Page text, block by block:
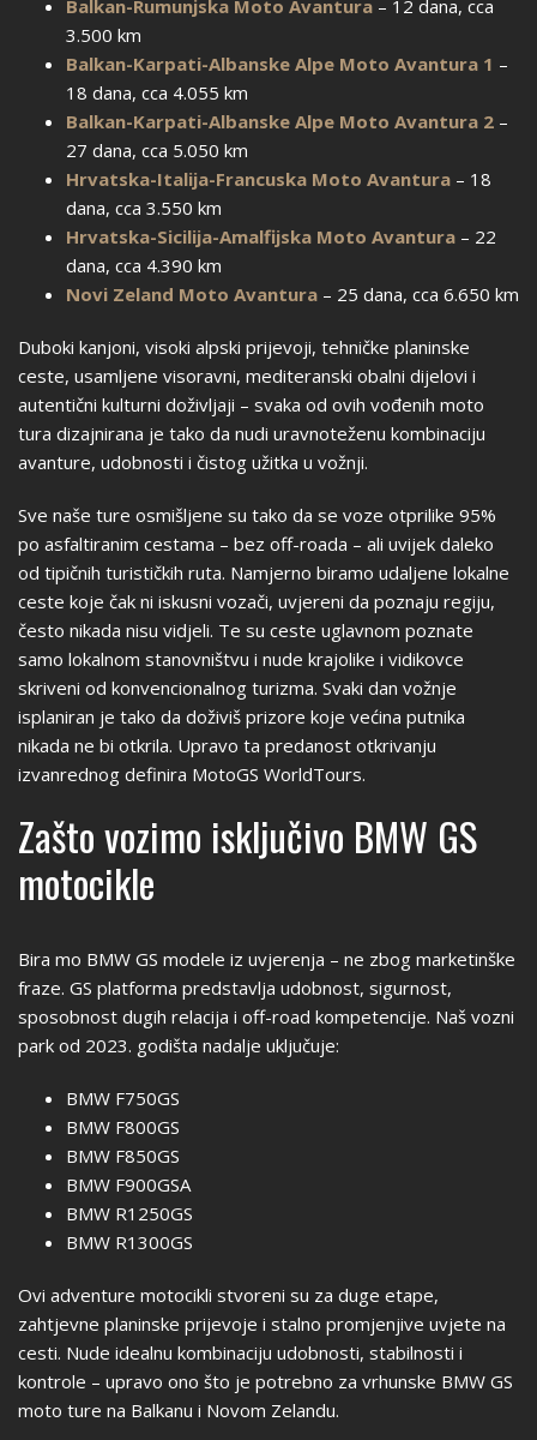
Balkan-Rumunjska Moto Avantura – 12 dana, cca
3.500 km
Balkan-Karpati-Albanske Alpe Moto Avantura 1 –
18 dana, cca 4.055 km
Balkan-Karpati-Albanske Alpe Moto Avantura 2 –
27 dana, cca 5.050 km
Hrvatska-Italija-Francuska Moto Avantura – 18
dana, cca 3.550 km
Hrvatska-Sicilija-Amalfijska Moto Avantura – 22
dana, cca 4.390 km
Novi Zeland Moto Avantura – 25 dana, cca 6.650 km
Duboki kanjoni, visoki alpski prijevoji, tehničke planinske
ceste, usamljene visoravni, mediteranski obalni dijelovi i
autentični kulturni doživljaji – svaka od ovih vođenih moto
tura dizajnirana je tako da nudi uravnoteženu kombinaciju
avanture, udobnosti i čistog užitka u vožnji.
Sve naše ture osmišljene su tako da se voze otprilike 95%
po asfaltiranim cestama – bez off-roada – ali uvijek daleko
od tipičnih turističkih ruta. Namjerno biramo udaljene lokalne
ceste koje čak ni iskusni vozači, uvjereni da poznaju regiju,
često nikada nisu vidjeli. Te su ceste uglavnom poznate
samo lokalnom stanovništvu i nude krajolike i vidikovce
skriveni od konvencionalnog turizma. Svaki dan vožnje
isplaniran je tako da doživiš prizore koje većina putnika
nikada ne bi otkrila. Upravo ta predanost otkrivanju
izvanrednog definira MotoGS WorldTours.
Zašto vozimo isključivo BMW GS
motocikle
Bira mo BMW GS modele iz uvjerenja – ne zbog marketinške
fraze. GS platforma predstavlja udobnost, sigurnost,
sposobnost dugih relacija i off-road kompetencije. Naš vozni
park od 2023. godišta nadalje uključuje:
BMW F750GS
BMW F800GS
BMW F850GS
BMW F900GSA
BMW R1250GS
BMW R1300GS
Ovi adventure motocikli stvoreni su za duge etape,
zahtjevne planinske prijevoje i stalno promjenjive uvjete na
cesti. Nude idealnu kombinaciju udobnosti, stabilnosti i
kontrole – upravo ono što je potrebno za vrhunske BMW GS
moto ture na Balkanu i Novom Zelandu.